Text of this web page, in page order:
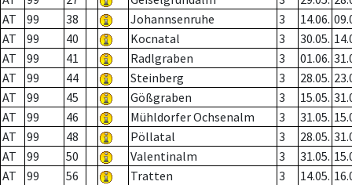
AT
99 38 Johannsenruhe 3 14.06.
AT
99 40 Kocnatal 3 30.05.
AT
99 41 Radlgraben 3 01.06.
AT
99 44 Steinberg 3 28.05.
AT
99 45 Gößgraben 3 15.05.
AT
99 46 Mühldorfer Ochsenalm 3 31.05.
AT
99 48 Pöllatal 3 28.05.
AT
99 50 Valentinalm 3 31.05.
AT
99 56 Tratten 3 14.05.